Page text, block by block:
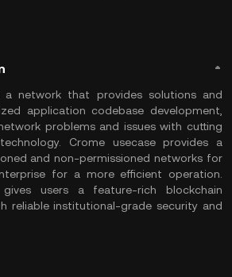
a network that provides solutions and
application codebase development,
problems and issues with cutting
Crome usecase provides a
and non-permissioned networks for
for a more efficient operation.
users a feature-rich blockchain
reliable institutional-grade security and